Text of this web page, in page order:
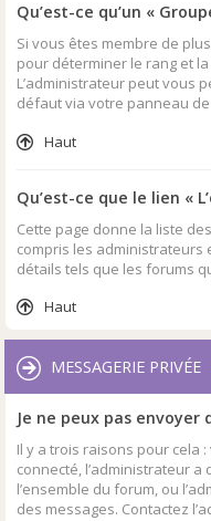
Qu’est-ce qu’un «
Si vous êtes membre de
pour déterminer le rang et
L’administrateur peut vous
défaut via votre panneau de
Haut
Qu’est-ce que le lien «
Cette page donne la liste
compris les administrateurs
détails tels que les forums
Haut
MESSAGERIE PRIVÉE
Je ne peux pas envoyer
Il y a trois raisons pour cela
connecté, l’administrateur
l’ensemble du forum, ou
des messages. Contactez